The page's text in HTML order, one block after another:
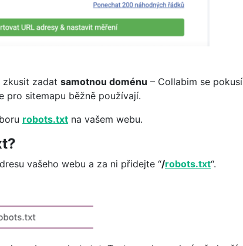
zkusit zadat samotnou doménu – Collabim se pokusí
pro sitemapu běžně používají.
robots.txt na vašem webu.
vašeho webu a za ni přidejte “/robots.txt“.